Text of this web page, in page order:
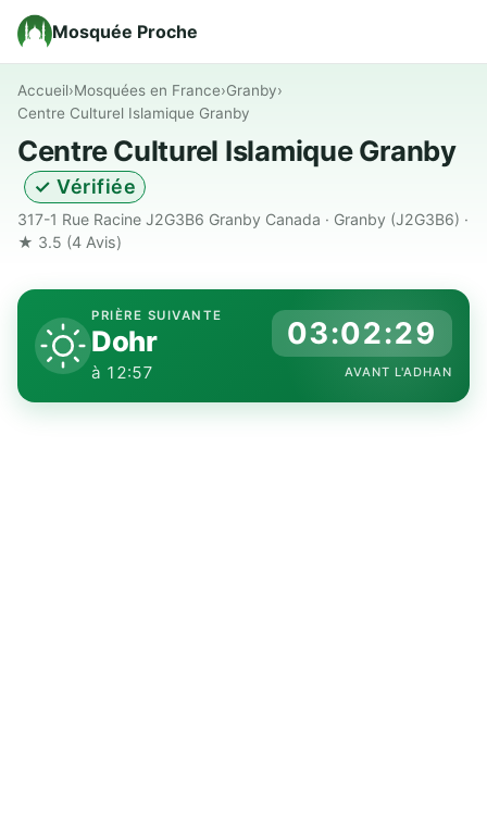
Mosquée Proche
Accueil›Mosquées en France›Granby›
Centre Culturel Islamique Granby
Centre Culturel Islamique Granby
✓ Vérifiée
317-1 Rue Racine J2G3B6 Granby Canada · Granby (J2G3B6) ·
★ 3.5 (4 Avis)
PRIÈRE SUIVANTE
Dohr
à 12:57
03:02:28
AVANT L'ADHAN